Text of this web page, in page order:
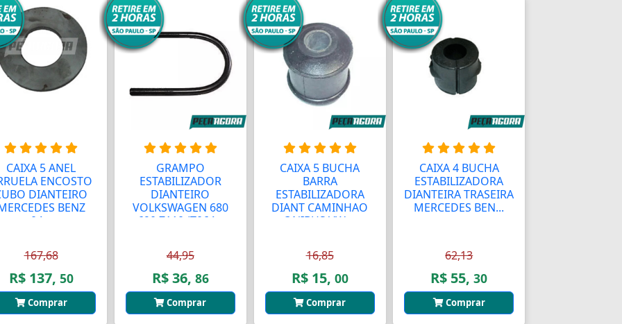
CAIXA 5 ANEL
ENCOSTO
DIANTEIRO
BENZ
04...
167,68
R$ 137, 50
Comprar
GRAMPO
ESTABILIZADOR
DIANTEIRO
VOLKSWAGEN 680
690 7110 (T064...
44,95
R$ 36, 86
Comprar
CAIXA 5 BUCHA
BARRA
ESTABILIZADORA
DIANT CAMINHAO
ONIBUS VW ...
16,85
R$ 15, 00
Comprar
CAIXA 4 BUCHA
ESTABILIZADORA
DIANTEIRA TRASEIRA
MERCEDES BEN...
62,13
R$ 55,30
Comprar